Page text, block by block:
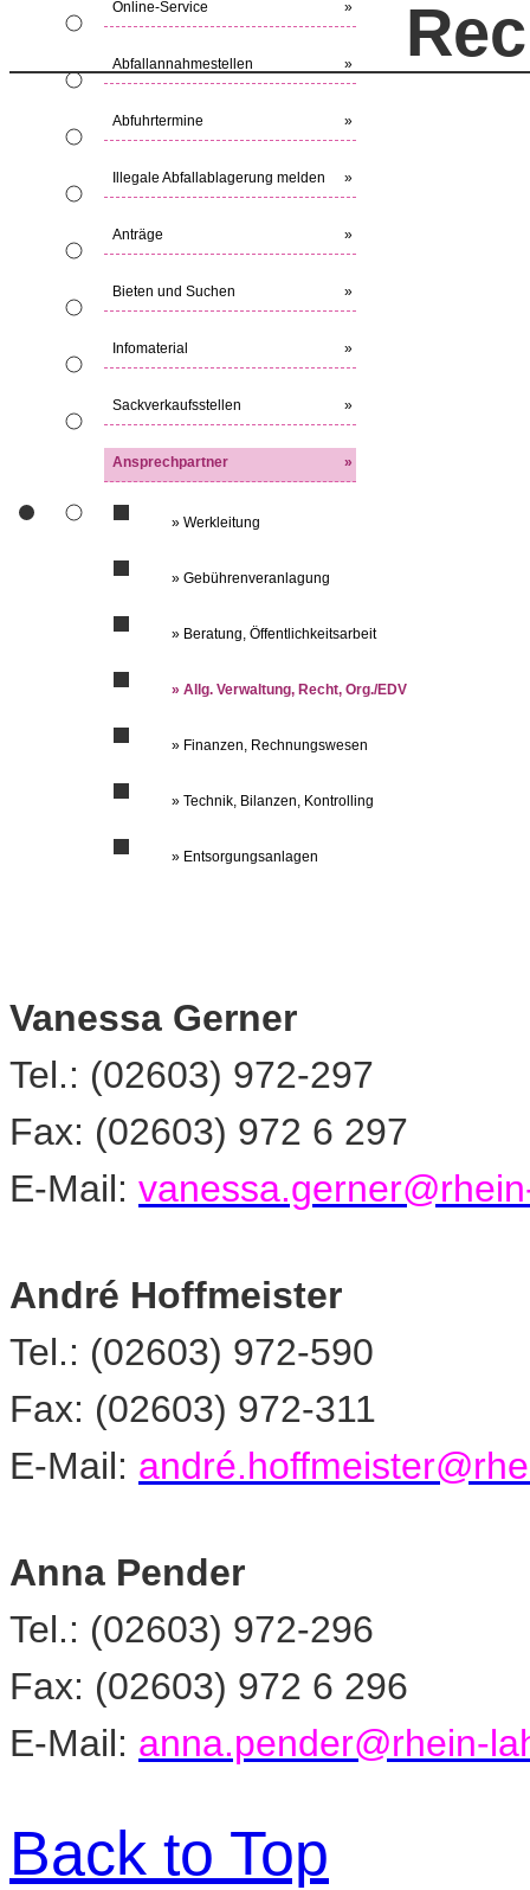
Online-Service »
Abfallannahmestellen »
Abfuhrtermine »
Illegale Abfallablagerung melden »
Anträge »
Bieten und Suchen »
Infomaterial »
Sackverkaufsstellen »
Ansprechpartner »
» Werkleitung
» Gebührenveranlagung
» Beratung, Öffentlichkeitsarbeit
» Allg. Verwaltung, Recht, Org./EDV
» Finanzen, Rechnungswesen
» Technik, Bilanzen, Kontrolling
» Entsorgungsanlagen
Vanessa Gerner
Tel.: (02603) 972-297
Fax: (02603) 972 6 297
E-Mail:
André Hoffmeister
Tel.: (02603) 972-590
Fax: (02603) 972-311
E-Mail:
Anna Pender
Tel.: (02603) 972-296
Fax: (02603) 972 6 296
E-Mail: anna.pender@rhein-
Back to Top